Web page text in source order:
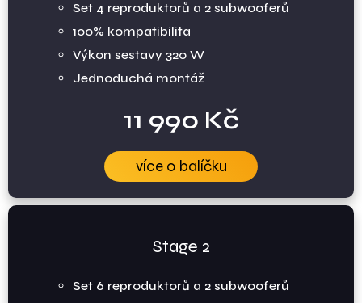
Set 4 reproduktorů a 2 subwooferů
100% kompatibilita
Výkon sestavy 320 W
Jednoduchá montáž
11 990 Kč
více o balíčku
Stage 2
Set 6 reproduktorů a 2 subwooferů